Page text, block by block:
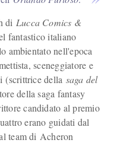
di Lucca Comics &
fantastico italiano
ambientato nell'epoca
sceneggiatore e
della saga del
della saga fantasy
candidato al premio
erano guidati dal
team di Acheron